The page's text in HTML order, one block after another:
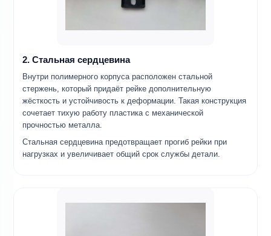
2. Стальная сердцевина
Внутри полимерного корпуса расположен стальной
стержень, который придаёт рейке дополнительную
жёсткость и устойчивость к деформации. Такая конструкция
сочетает тихую работу пластика с механической
прочностью металла.
Стальная сердцевина предотвращает прогиб рейки при
нагрузках и увеличивает общий срок службы детали.